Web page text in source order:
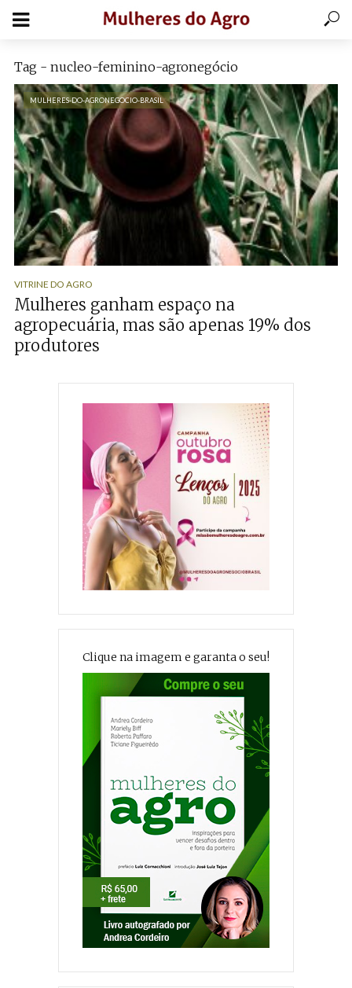
Tag - nucleo-feminino-agronegócio
MULHERES-DO-AGRONEGOCIO-BRASIL
VITRINE DO AGRO
Mulheres ganham espaço na
agropecuária, mas são apenas 19% dos
produtores
Clique na imagem e garanta o seu!